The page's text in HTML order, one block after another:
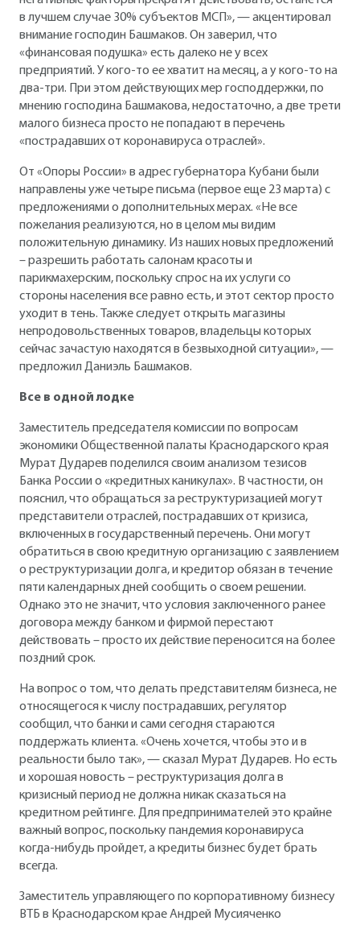
в лучшем случае 30% субъектов МСП», — акцентировал
внимание господин Башмаков. Он заверил, что
«финансовая подушка» есть далеко не у всех
предприятий. У кого-то ее хватит на месяц, а у кого-то на
два-три. При этом действующих мер господдержки, по
мнению господина Башмакова, недостаточно, а две трети
малого бизнеса просто не попадают в перечень
«пострадавших от коронавируса отраслей».
От «Опоры России» в адрес губернатора Кубани были
направлены уже четыре письма (первое еще 23 марта) с
предложениями о дополнительных мерах. «Не все
пожелания реализуются, но в целом мы видим
положительную динамику. Из наших новых предложений
– разрешить работать салонам красоты и
парикмахерским, поскольку спрос на их услуги со
стороны населения все равно есть, и этот сектор просто
уходит в тень. Также следует открыть магазины
непродовольственных товаров, владельцы которых
сейчас зачастую находятся в безвыходной ситуации», —
предложил Даниэль Башмаков.
Все в одной лодке
Заместитель председателя комиссии по вопросам
экономики Общественной палаты Краснодарского края
Мурат Дударев поделился своим анализом тезисов
Банка России о «кредитных каникулах». В частности, он
пояснил, что обращаться за реструктуризацией могут
представители отраслей, пострадавших от кризиса,
включенных в государственный перечень. Они могут
обратиться в свою кредитную организацию с заявлением
о реструктуризации долга, и кредитор обязан в течение
пяти календарных дней сообщить о своем решении.
Однако это не значит, что условия заключенного ранее
договора между банком и фирмой перестают
действовать – просто их действие переносится на более
поздний срок.
На вопрос о том, что делать представителям бизнеса, не
относящегося к числу пострадавших, регулятор
сообщил, что банки и сами сегодня стараются
поддержать клиента. «Очень хочется, чтобы это и в
реальности было так», — сказал Мурат Дударев. Но есть
и хорошая новость – реструктуризация долга в
кризисный период не должна никак сказаться на
кредитном рейтинге. Для предпринимателей это крайне
важный вопрос, поскольку пандемия коронавируса
когда-нибудь пройдет, а кредиты бизнес будет брать
всегда.
Заместитель управляющего по корпоративному бизнесу
ВТБ в Краснодарском крае Андрей Мусияченко